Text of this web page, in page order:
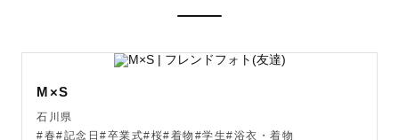
くなってきております。
おりますのでお早めにご相談ください！
M×S
石川県
#春#記念日#卒業式#桜#着物#学生#浴衣・着物